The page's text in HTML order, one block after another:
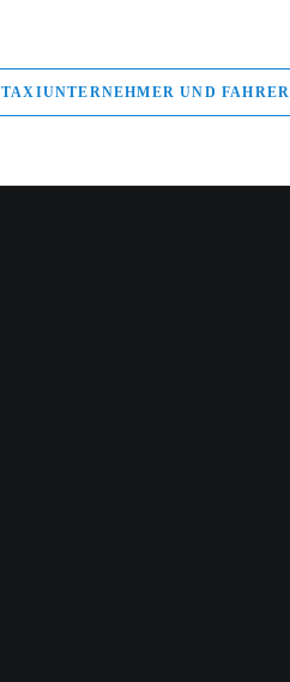
TAXIUNTERNEHMER UND FAHRER